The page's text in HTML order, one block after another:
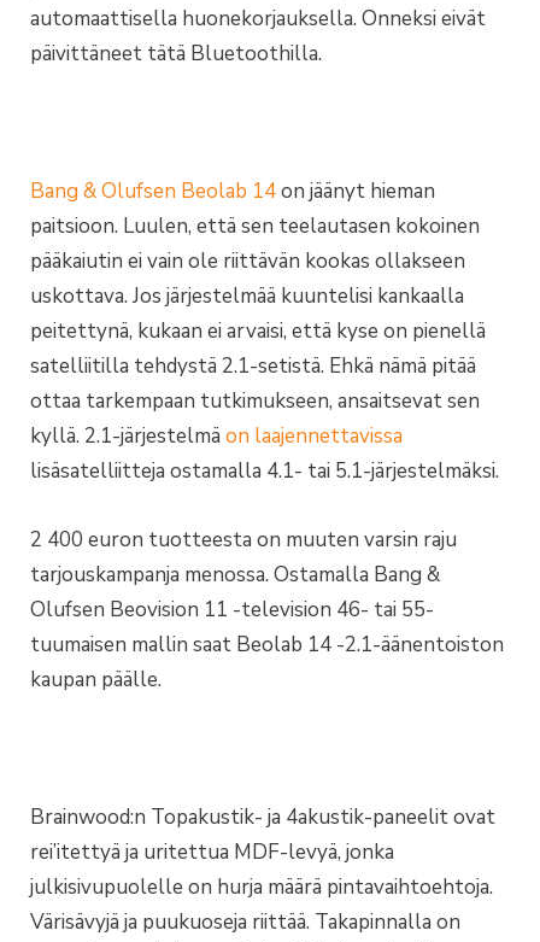
automaattisella huonekorjauksella. Onneksi eivät
päivittäneet tätä Bluetoothilla.
Bang & Olufsen Beolab 14on jäänyt hieman
paitsioon. Luulen, että sen teelautasen kokoinen
pääkaiutin ei vain ole riittävän kookas ollakseen
uskottava. Jos järjestelmää kuuntelisi kankaalla
peitettynä, kukaan ei arvaisi, että kyse on pienellä
satelliitilla tehdystä 2.1-setistä. Ehkä nämä pitää
ottaa tarkempaan tutkimukseen, ansaitsevat sen
kyllä. 2.1-järjestelmä on laajennettavissa
lisäsatelliitteja ostamalla 4.1- tai 5.1-järjestelmäksi.
2 400 euron tuotteesta on muuten varsin raju
tarjouskampanja menossa. Ostamalla Bang &
Olufsen Beovision 11 -television 46- tai 55-
tuumaisen mallin saat Beolab 14 -2.1-äänentoiston
kaupan päälle.
Brainwood:n Topakustik- ja 4akustik-paneelit ovat
rei’itettyä ja uritettua MDF-levyä, jonka
julkisivupuolelle on hurja määrä pintavaihtoehtoja.
Värisävyjä ja puukuoseja riittää. Takapinnalla on